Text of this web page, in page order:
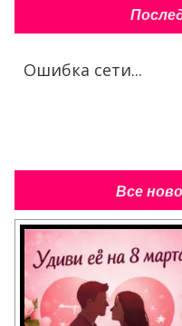
Ошибка сети...
Все